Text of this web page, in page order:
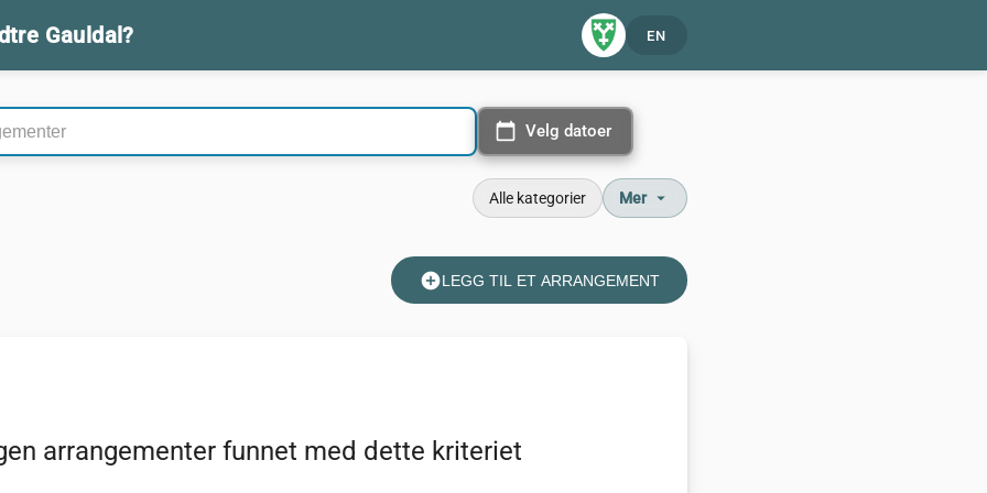
Gauldal? EN
calendar_today Velg datoer
Velg datoer
Alle kategorier arrow_drop_down
Mer
add_circleLEGG TIL ET ARRANGEMENT
arrangementer funnet med dette kriteriet